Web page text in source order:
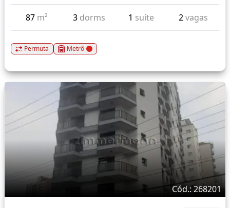
87 m² 3 dorms 1 suíte 2vagas
Permuta Metrô
Cód.: 268201